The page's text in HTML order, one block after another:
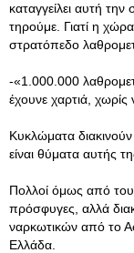
καταγγείλει αυτή
τηρούμε. Γιατί η
στρατόπεδο
-«1.000.000
έχουνε χαρτιά, χωρίς
Κυκλώματα
είναι θύματα αυτής
Πολλοί όμως από
πρόσφυγες, αλλά
ναρκωτικών από το
Ελλάδα.